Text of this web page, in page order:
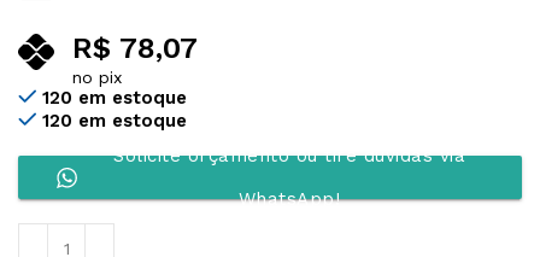
R$ 78,07
no pix
120 em estoque
120 em estoque
Solicite orçamento ou tire dúvidas via
WhatsApp!